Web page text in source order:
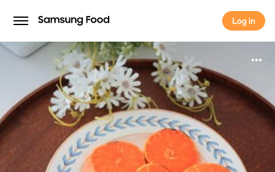
Log in
Log in